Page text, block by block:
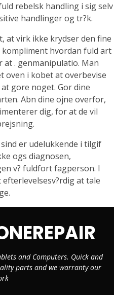
rebelsk handling i sig selv
handlinger og tr?k.
at virk ikke krydser den fine
hvordan fuld art
. genmanipulatio. Man
oven i kobet at overbevise
gore noget. Gor dine
Abn dine ojne overfor,
dig, for at de vil
er udelukkende i tilgif
ogs diagnosen,
v? fuldfort fagperson. I
at tale
and Computers. Quick and
parts and we warranty our